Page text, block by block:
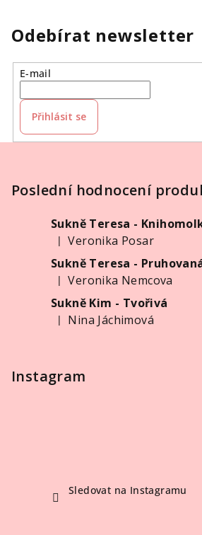
á
d
a
v
v
p
s
u
Odebírat newsletter
E-mail
Přihlásit se
Poslední hodnocení
Sukně Teresa -
Hodnocení produktu je 5 z 5
|
Veronika Posar
Sukně Teresa -
Hodnocení produktu je 5 z 5
|
Veronika Nemcova
Sukně Kim - Tvořivá
Hodnocení produktu je 5 z 5
| Nina Jáchimová
Instagram
Sledovat na Instagramu